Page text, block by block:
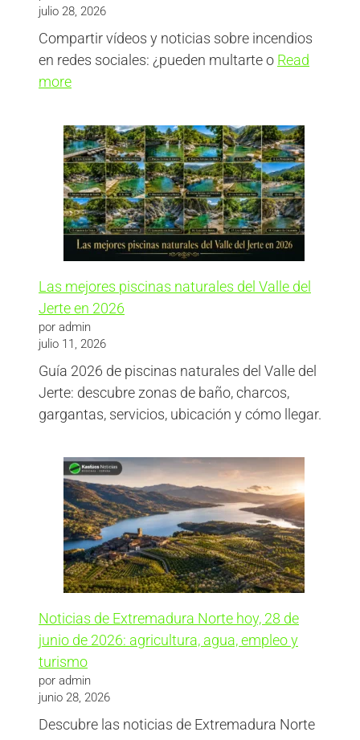
julio 28, 2026
Compartir vídeos y noticias sobre incendios
en redes sociales: ¿pueden multarte o Read
more
Las mejores piscinas naturales del Valle del
Jerte en 2026
por admin
julio 11, 2026
Guía 2026 de piscinas naturales del Valle del
Jerte: descubre zonas de baño, charcos,
gargantas, servicios, ubicación y cómo llegar.
Noticias de Extremadura Norte hoy, 28 de
junio de 2026: agricultura, agua, empleo y
turismo
por admin
junio 28, 2026
Descubre las noticias de Extremadura Norte